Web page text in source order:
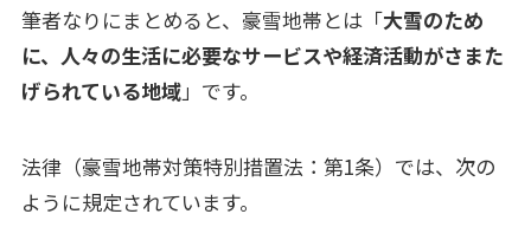
筆者なりにまとめると、豪雪地帯とは「大雪のため
に、人々の生活に必要なサービスや経済活動がさまた
げられている地域」です。
法律（豪雪地帯対策特別措置法：第1条）では、次の
ように規定されています。